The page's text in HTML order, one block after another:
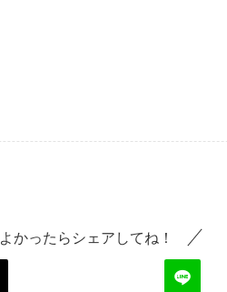
よかったらシェアしてね！